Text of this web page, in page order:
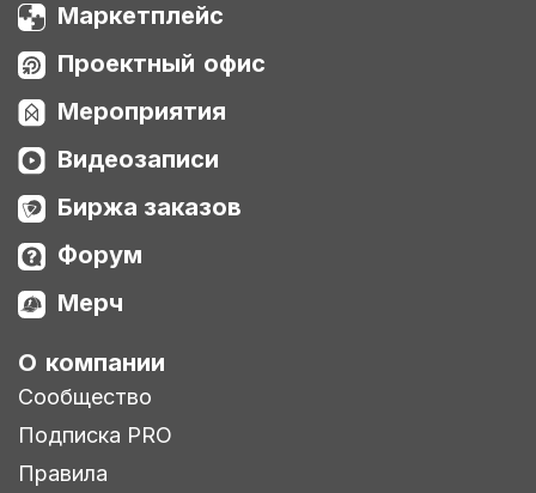
Маркетплейс
Проектный офис
Мероприятия
Видеозаписи
Биржа заказов
Форум
Мерч
О компании
Сообщество
Подписка PRO
Правила